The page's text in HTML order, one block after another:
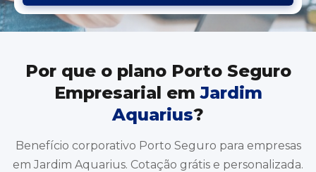
Por que o plano Porto Seguro
Empresarial emJardim
Aquarius?
Benefício corporativo Porto Seguro para empresas
em Jardim Aquarius. Cotação grátis e personalizada.